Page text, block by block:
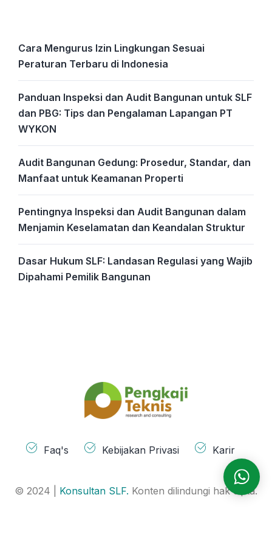
Cara Mengurus Izin Lingkungan Sesuai
Peraturan Terbaru di Indonesia
Panduan Inspeksi dan Audit Bangunan untuk SLF
dan PBG: Tips dan Pengalaman Lapangan PT
WYKON
Audit Bangunan Gedung: Prosedur, Standar, dan
Manfaat untuk Keamanan Properti
Pentingnya Inspeksi dan Audit Bangunan dalam
Menjamin Keselamatan dan Keandalan Struktur
Dasar Hukum SLF: Landasan Regulasi yang Wajib
Dipahami Pemilik Bangunan
Faq's Kebijakan Privasi Karir
© 2024 | Konsultan SLF. Konten dilindungi hak cipta.